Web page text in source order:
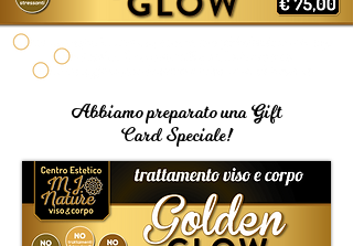
Abbiamo preparato una Gift
CardSpeciale!